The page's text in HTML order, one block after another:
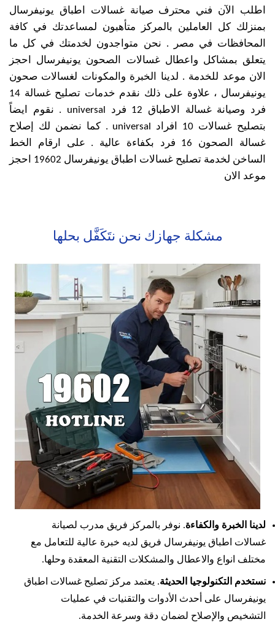
اطلب الآن فني محترف صيانة غسالات اطباق يونيفرسال
بمنزلك كل العاملين بالمركز متأهبون لمساعدتك في كافة
المحافظات في مصر . نحن متواجدون لخدمتك في كل ما
يتعلق بمشاكل واعطال غسالات الصحون يونيفرسال احجز
الان موعد للخدمة . لدينا الخبرة والمكونات لغسالات صحون
يونيفرسال ، علاوة على ذلك نقدم خدمات تصليح غسالة 14
فرد وصيانة غسالة الاطباق 12 فرد universal . نقوم ايضاً
بتصليح غسالات 10 افراد universal . كما نضمن لك إصلاح
غسالة الصحون 16 فرد بكفاءة عالية . على ارقام الخط
الساخن لخدمة تصليح غسالات اطباق يونيفرسال 19602 احجز
موعد الان
مشكلة جهازك نحن نتَكَفَّل بحلها
لدينا الخبرة والكفاءة. نوفر بالمركز فريق مدرب لصيانة
غسالات اطباق يونيفرسال فريق لديه خبرة عالية للتعامل مع
مختلف انواع والاعطال والمشكلات التقنية المعقدة وحلها.
نستخدم التكنولوجيا الحديثة. يعتمد مركز تصليح غسالات اطباق
يونيفرسال على أحدث الأدوات والتقنيات في عمليات
التشخيص والإصلاح لضمان دقة وسرعة الخدمة.